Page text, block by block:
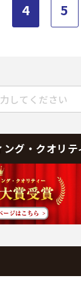
4 5
グ・クオリテ